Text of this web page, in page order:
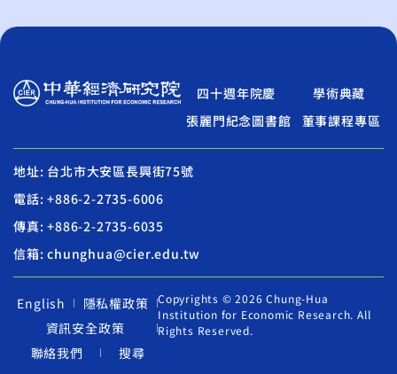
四十週年院慶
學術典藏
張麗門紀念圖書館
董事課程專區
地址: 台北市大安區長興街75號
電話: +886-2-2735-6006
傳真: +886-2-2735-6035
信箱: chunghua@cier.edu.tw
English
隱私權政策
資訊安全政策
聯絡我們
搜尋
Copyrights © 2026 Chung-Hua
Institution for Economic Research. All
Rights Reserved.